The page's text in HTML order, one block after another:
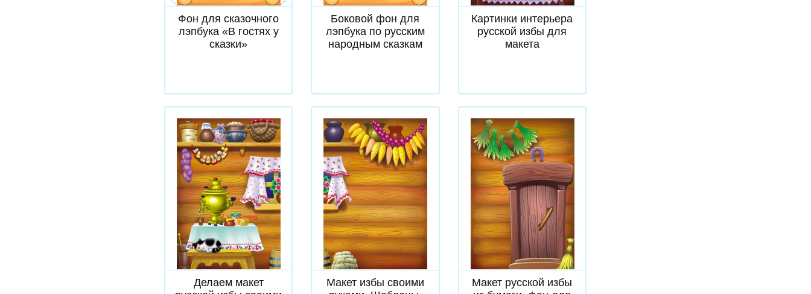
Фон для сказочного
лэпбука «В гостях у
сказки»
Боковой фон для
лэпбука по русским
народным сказкам
Картинки интерьера
русской избы для
макета
Скачать
Делаем макет
Скачать
Макет избы своими
Скачать
Макет русской избы